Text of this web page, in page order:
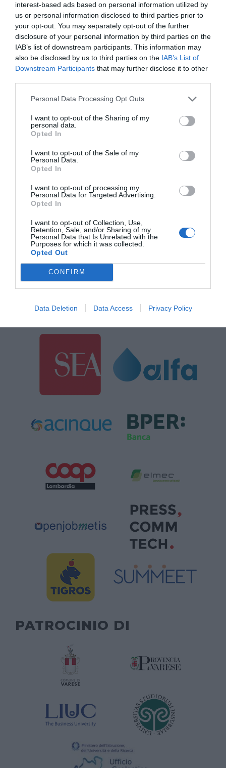
interest-based ads based on personal information utilized by
us or personal information disclosed to third parties prior to
your opt-out. You may separately opt-out of the further
disclosure of your personal information by third parties on the
IAB’s list of downstream participants. This information may
also be disclosed by us to third parties on the IAB’s List of
Downstream Participants that may further disclose it to other
Personal Data Processing Opt Outs
I want to opt-out of the Sharing of my
personal data.
Opted In
I want to opt-out of the Sale of my
Personal Data.
Opted In
I want to opt-out of processing my
Personal Data for Targeted Advertising.
Opted In
I want to opt-out of Collection, Use,
Retention, Sale, and/or Sharing of my
Personal Data that Is Unrelated with the
Purposes for which it was collected.
Opted Out
CONFIRM
Data Deletion Data Access Privacy Policy
MAIN SPONSOR
SPONSOR
PATROCINIO DI